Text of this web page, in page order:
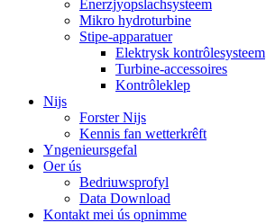
Enerzjyopslachsysteem
Mikro hydroturbine
Stipe-apparatuer
Elektrysk kontrôlesysteem
Turbine-accessoires
Kontrôleklep
Nijs
Forster Nijs
Kennis fan wetterkrêft
Yngenieursgefal
Oer ús
Bedriuwsprofyl
Data Download
Kontakt mei ús opnimme